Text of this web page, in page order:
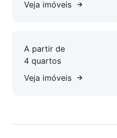
cidade no alto do Morro Dona
Atenção: Os preços e taxas
aviso prévio. As mobílias não
imóveis que possuem
mobiliados. Considerando a
Veja imóveis
A partir de
4 quartos
Veja imóveis